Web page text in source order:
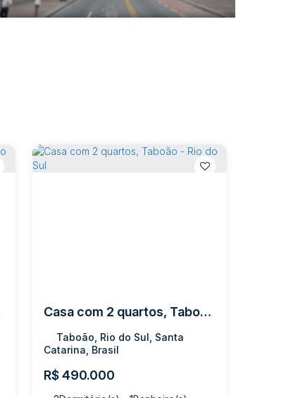
Casa com 2 quartos, Taboão - Rio do Sul
R$490.000
Taboão, Rio do Sul, Santa
Catarina, Brasil